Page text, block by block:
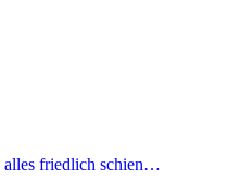
friedlich schien…